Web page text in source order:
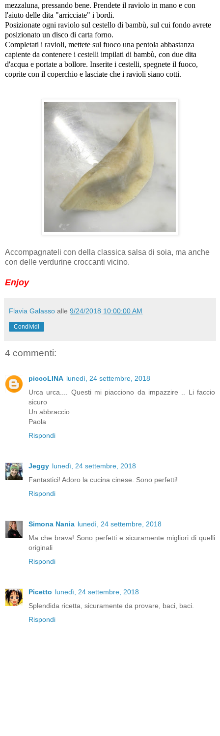
mezzaluna, pressando bene. Prendete il raviolo in mano e con
l'aiuto delle dita "arricciate" i bordi.
Posizionate ogni raviolo sul cestello di bambù, sul cui fondo avrete
posizionato un disco di carta forno.
Completati i ravioli, mettete sul fuoco una pentola abbastanza
capiente da contenere i cestelli impilati di bambù, con due dita
d'acqua e portate a bollore. Inserite i cestelli, spegnete il fuoco,
coprite con il coperchio e lasciate che i ravioli siano cotti.
Accompagnateli con della classica salsa di soia, ma anche
con delle verdurine croccanti vicino.
Enjoy
Flavia Galasso alle 9/24/2018 10:00:00 AM
Condividi
4 commenti:
piccoLINA lunedì, 24 settembre, 2018
Urca urca.... Questi mi piacciono da impazzire .. Li faccio
sicuro
Un abbraccio
Paola
Rispondi
Jeggy lunedì, 24 settembre, 2018
Fantastici! Adoro la cucina cinese. Sono perfetti!
Rispondi
Simona Nania lunedì, 24 settembre, 2018
Ma che brava! Sono perfetti e sicuramente migliori di quelli
originali
Rispondi
Picetto lunedì, 24 settembre, 2018
Splendida ricetta, sicuramente da provare, baci, baci.
Rispondi